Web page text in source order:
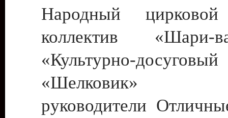
Народный цирковой
коллектив
«Культурно-
«Шелковик»
руководители